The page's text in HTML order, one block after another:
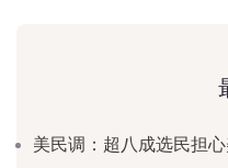
美民调：超八成选民担